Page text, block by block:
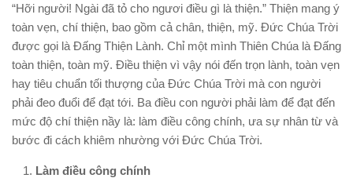
“Hỡi người! Ngài đã tỏ cho ngươi điều gì là thiện.” Thiện mang ý
toàn vẹn, chí thiện, bao gồm cả chân, thiện, mỹ. Đức Chúa Trời
được gọi là Đấng Thiện Lành. Chỉ một mình Thiên Chúa là Đấng
toàn thiện, toàn mỹ. Điều thiện vì vậy nói đến trọn lành, toàn vẹn
hay tiêu chuẩn tối thượng của Đức Chúa Trời mà con người
phải đeo đuổi để đạt tới. Ba điều con người phải làm để đạt đến
mức độ chí thiện nầy là: làm điều công chính, ưa sự nhân từ và
bước đi cách khiêm nhường với Đức Chúa Trời.
Làm điều công chính